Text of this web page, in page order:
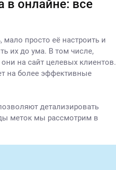
в онлайне: все
просто её настроить и
их до ума. В том числе,
на сайт целевых клиентов.
на более эффективные
детализировать
меток мы рассмотрим в